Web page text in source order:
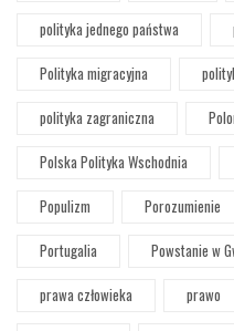
polityka jednego państwa
Polityka migracyjna
polityka zagraniczna
Polska Polityka Wschodnia
Populizm
Porozumienie
Portugalia
Powstanie w
prawa człowieka
prawo